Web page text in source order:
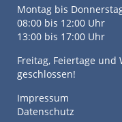
Montag bis
08:00 bis 12:00 Uhr
13:00 bis 17:00 Uhr
Freitag, Feiertage und
geschlossen!
Impressum
Datenschutz